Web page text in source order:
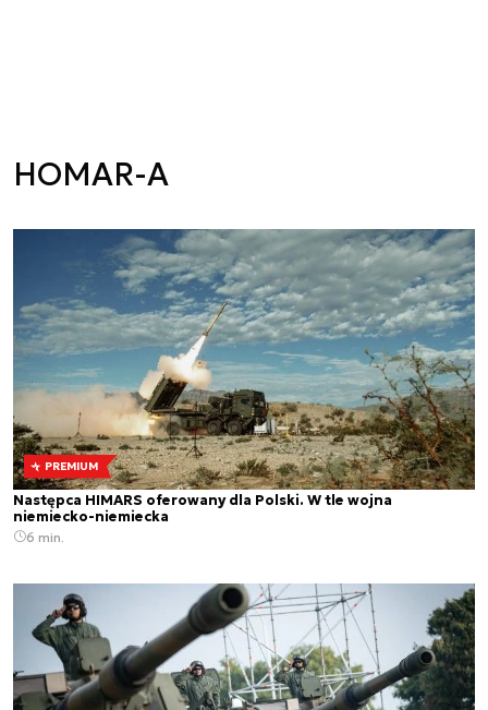
HOMAR-A
PREMIUM
Następca HIMARS oferowany dla Polski. W tle wojna
niemiecko-niemiecka
6 min.